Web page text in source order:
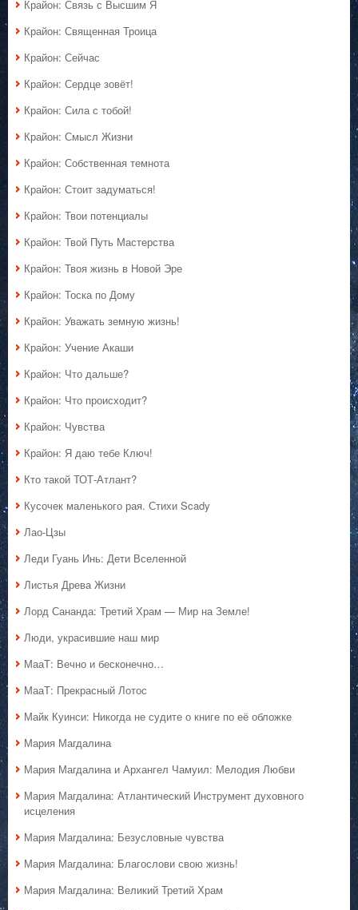
Крайон: Связь с Высшим Я
Крайон: Священная Троица
Крайон: Сейчас
Крайон: Сердце зовёт!
Крайон: Сила с тобой!
Крайон: Смысл Жизни
Крайон: Собственная темнота
Крайон: Стоит задуматься!
Крайон: Твои потенциалы
Крайон: Твой Путь Мастерства
Крайон: Твоя жизнь в Новой Эре
Крайон: Тоска по Дому
Крайон: Уважать земную жизнь!
Крайон: Учение Акаши
Крайон: Что дальше?
Крайон: Что происходит?
Крайон: Чувства
Крайон: Я даю тебе Ключ!
Кто такой ТОТ-Атлант?
Кусочек маленького рая. Стихи Scady
Лао-Цзы
Леди Гуань Инь: Дети Вселенной
Листья Древа Жизни
Лорд Сананда: Третий Храм — Мир на Земле!
Люди, украсившие наш мир
МааТ: Вечно и бесконечно…
МааТ: Прекрасный Лотос
Майк Куинси: Никогда не судите о книге по её обложке
Мария Магдалина
Мария Магдалина и Архангел Чамуил: Мелодия Любви
Мария Магдалина: Атлантический Инструмент духовного
исцеления
Мария Магдалина: Безусловные чувства
Мария Магдалина: Благослови свою жизнь!
Мария Магдалина: Великий Третий Храм